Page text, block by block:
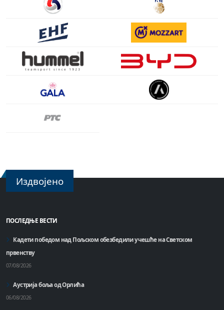
Издвојено
ПОСЛЕДЊЕ ВЕСТИ
Кадети победом над Пољском обезбедили учешће на Светском
првенству
07/08/2026
Аустрија боља од Орлића
06/08/2026